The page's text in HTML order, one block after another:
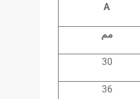
A
مم
30
36